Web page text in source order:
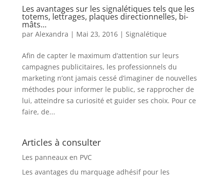
Les avantages sur les signalétiques tels que les
totems, lettrages, plaques directionnelles, bi-
mâts…
par Alexandra | Mai 23, 2016| Signalétique
Afin de capter le maximum d’attention sur leurs
campagnes publicitaires, les professionnels du
marketing n’ont jamais cessé d’imaginer de nouvelles
méthodes pour informer le public, se rapprocher de
lui, atteindre sa curiosité et guider ses choix. Pour ce
faire, de...
Articles à consulter
Les panneaux en PVC
Les avantages du marquage adhésif pour les